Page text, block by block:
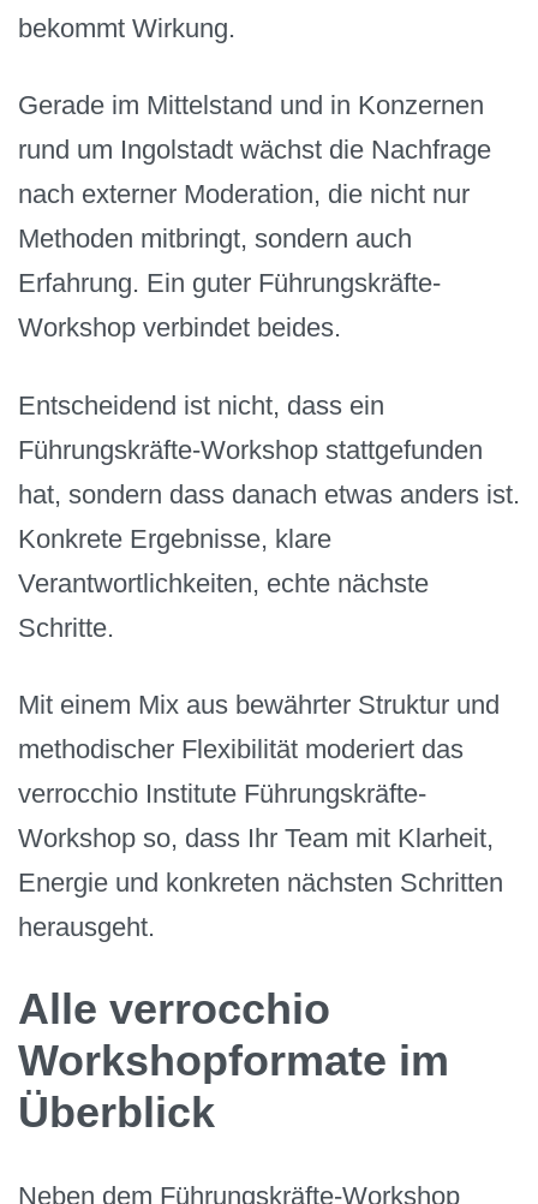
bekommt Wirkung.
Gerade im Mittelstand und in Konzernen
rund um Ingolstadt wächst die Nachfrage
nach externer Moderation, die nicht nur
Methoden mitbringt, sondern auch
Erfahrung. Ein guter Führungskräfte-
Workshop verbindet beides.
Entscheidend ist nicht, dass ein
Führungskräfte-Workshop stattgefunden
hat, sondern dass danach etwas anders ist.
Konkrete Ergebnisse, klare
Verantwortlichkeiten, echte nächste
Schritte.
Mit einem Mix aus bewährter Struktur und
methodischer Flexibilität moderiert das
verrocchio Institute Führungskräfte-
Workshop so, dass Ihr Team mit Klarheit,
Energie und konkreten nächsten Schritten
herausgeht.
Alle verrocchio
Workshopformate im
Überblick
Neben dem Führungskräfte-Workshop